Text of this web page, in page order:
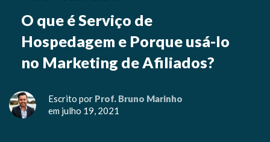
O que é Serviço de
Hospedagem e Porque usá-lo
no Marketing de Afiliados?
Escrito por Prof. Bruno Marinho
em julho 19, 2021